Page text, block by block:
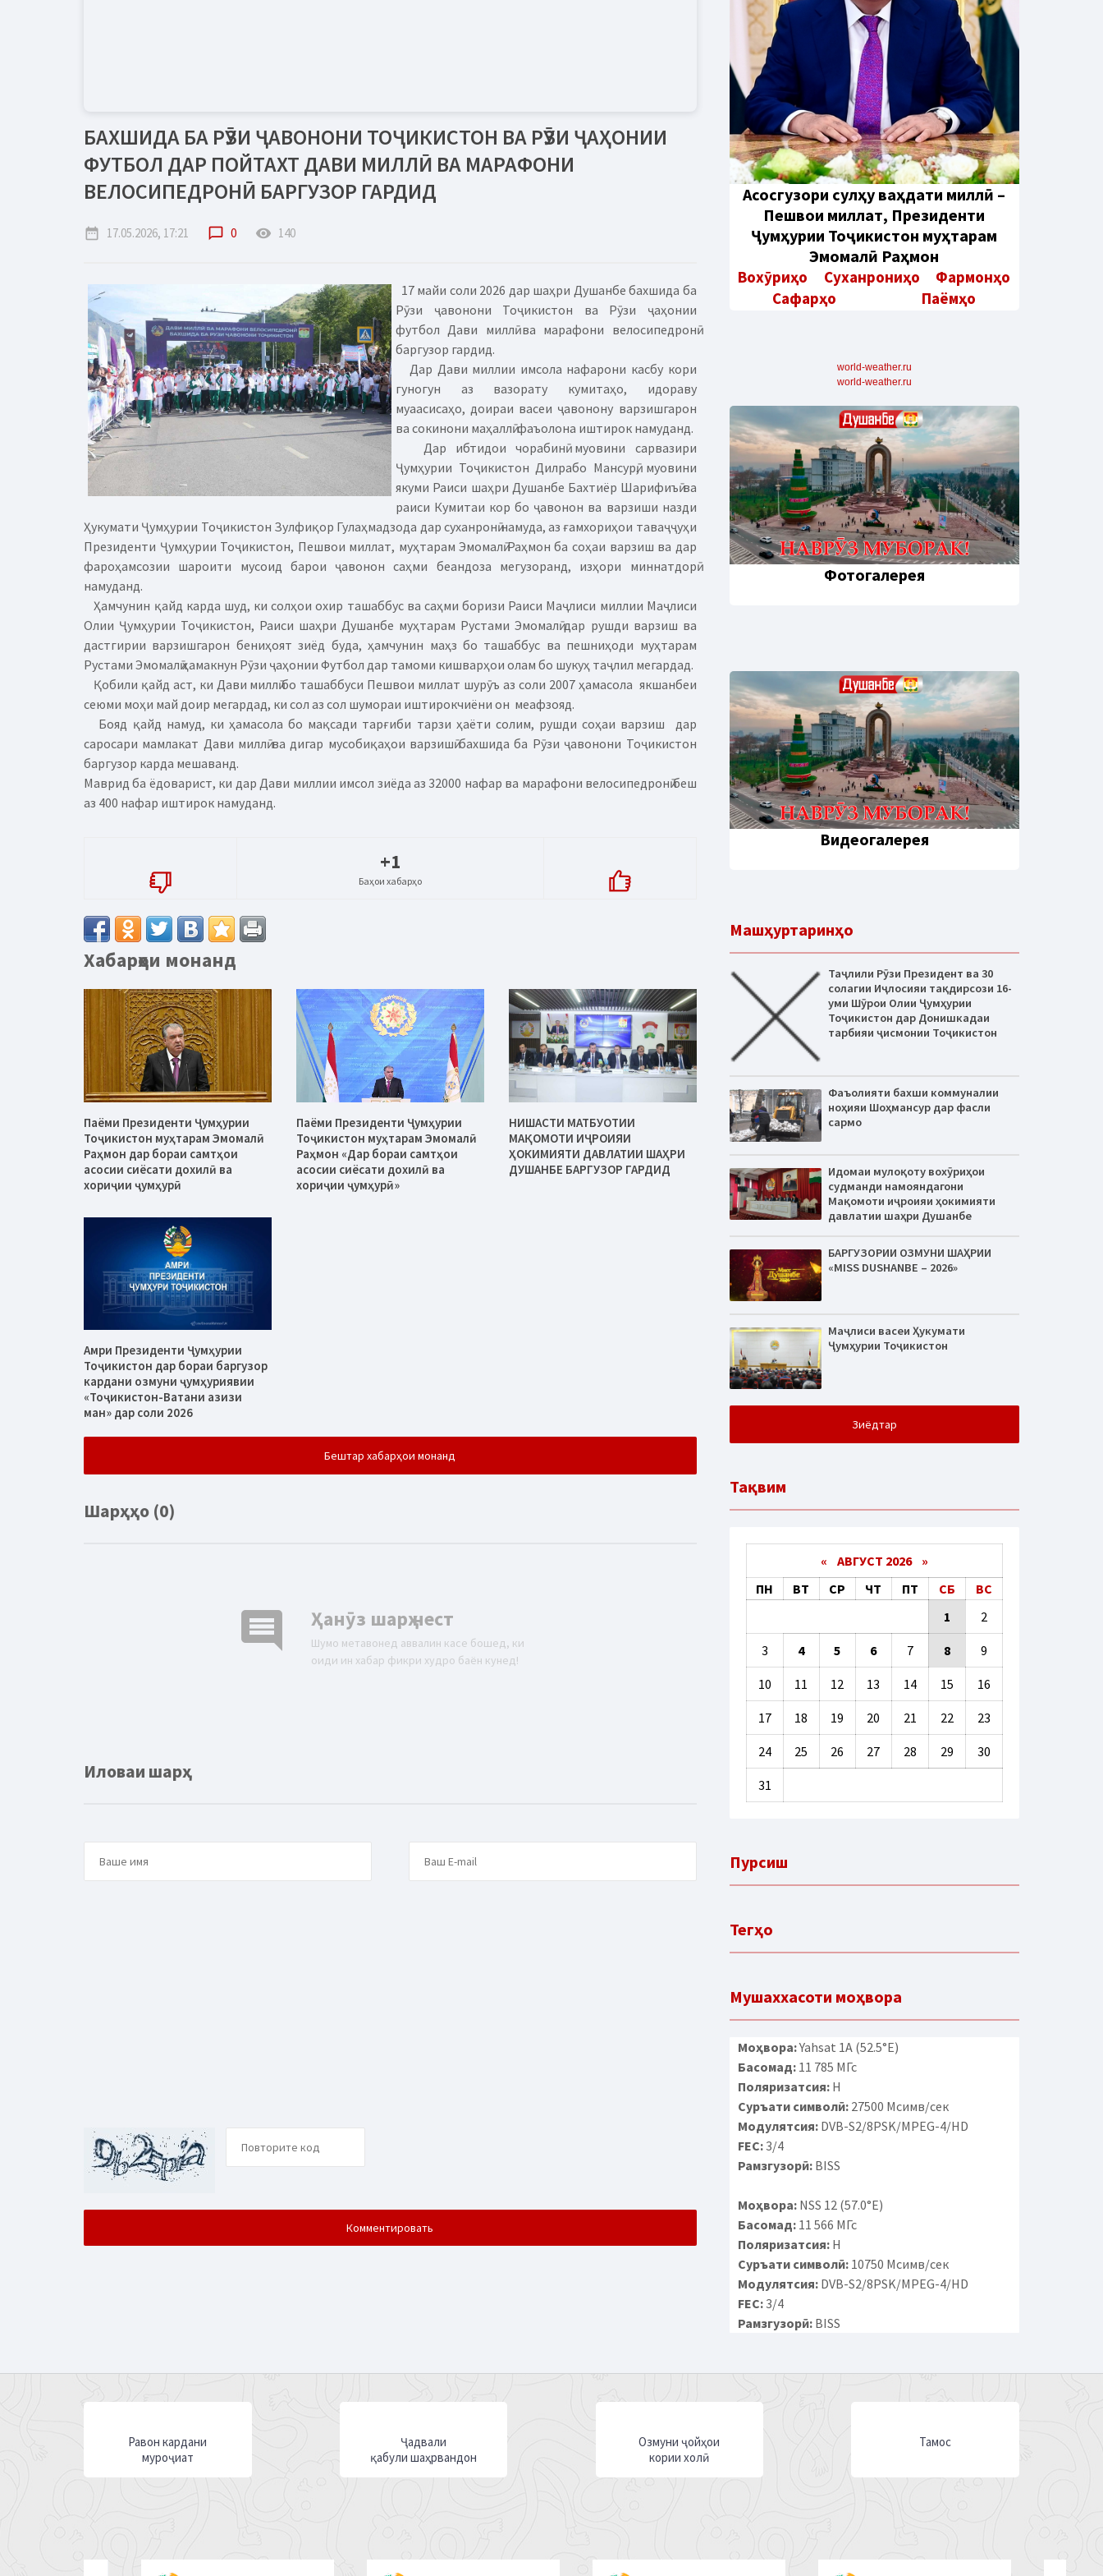
БАХШИДА БА РӮЗИ ҶАВОНОНИ ТОҶИКИСТОН ВА РӮЗИ ҶАҲОНИИ
ФУТБОЛ ДАР ПОЙТАХТ ДАВИ МИЛЛӢ ВА МАРАФОНИ
ВЕЛОСИПЕДРОНӢ БАРГУЗОР ГАРДИД
date_range 17.05.2026, 17:21 chat_bubble_outline 0 remove_red_eye 140
17 майи соли 2026 дар шаҳри Душанбе бахшида ба
Рӯзи ҷавонони Тоҷикистон ва Рӯзи ҷаҳонии
футбол Дави миллӣ ва марафони велосипедронӣ
баргузор гардид.
Дар Дави миллии имсола нафарони касбу кори
гуногун аз вазорату кумитаҳо, идораву
муаасисаҳо, доираи васеи ҷавонону варзишгарон
ва сокинони маҳаллӣ фаъолона иштирок намуданд.
Дар ибтидои чорабинӣ муовини сарвазири
Ҷумҳурии Тоҷикистон Дилрабо Мансурӣ, муовини
якуми Раиси шаҳри Душанбе Бахтиёр Шарифиъӣ ва
раиси Кумитаи кор бо ҷавонон ва варзиши назди
Ҳукумати Ҷумҳурии Тоҷикистон Зулфиқор Гулаҳмадзода дар суханронӣ намуда, аз ғамхориҳои таваҷҷуҳи
Президенти Ҷумҳурии Тоҷикистон, Пешвои миллат, муҳтарам Эмомалӣ Раҳмон ба соҳаи варзиш ва дар
фароҳамсозии шароити мусоид барои ҷавонон саҳми беандоза мегузоранд, изҳори миннатдорӣ
намуданд.
Ҳамчунин қайд карда шуд, ки солҳои охир ташаббус ва саҳми боризи Раиси Маҷлиси миллии Маҷлиси
Олии Ҷумҳурии Тоҷикистон, Раиси шаҳри Душанбе муҳтарам Рустами Эмомалӣ дар рушди варзиш ва
дастгирии варзишгарон бениҳоят зиёд буда, ҳамчунин маҳз бо ташаббус ва пешниҳоди муҳтарам
Рустами Эмомалӣ ҳамакнун Рӯзи ҷаҳонии Футбол дар тамоми кишварҳои олам бо шукуҳ таҷлил мегардад.
Қобили қайд аст, ки Дави миллӣ бо ташаббуси Пешвои миллат шурӯъ аз соли 2007 ҳамасола якшанбеи
сеюми моҳи май доир мегардад, ки сол аз сол шумораи иштирокчиёни он меафзояд.
Бояд қайд намуд, ки ҳамасола бо мақсади тарғиби тарзи ҳаёти солим, рушди соҳаи варзиш дар
саросари мамлакат Дави миллӣ ва дигар мусобиқаҳои варзишӣ бахшида ба Рӯзи ҷавонони Тоҷикистон
баргузор карда мешаванд.
Маврид ба ёдоварист, ки дар Дави миллии имсол зиёда аз 32000 нафар ва марафони велосипедронӣ беш
аз 400 нафар иштирок намуданд.
+1
Баҳои хабарҳо
Хабарҳои монанд
Паёми Президенти Ҷумҳурии
Тоҷикистон муҳтарам Эмомалӣ
Раҳмон дар бораи самтҳои
асосии сиёсати дохилӣ ва
хориҷии ҷумҳурӣ
Паёми Президенти Ҷумҳурии
Тоҷикистон муҳтарам Эмомалӣ
Раҳмон «Дар бораи самтҳои
асосии сиёсати дохилӣ ва
хориҷии ҷумҳурӣ»
НИШАСТИ МАТБУОТИИ
МАҚОМОТИ ИҶРОИЯИ
ҲОКИМИЯТИ ДАВЛАТИИ ШАҲРИ
ДУШАНБЕ БАРГУЗОР ГАРДИД
Амри Президенти Ҷумҳурии
Тоҷикистон дар бораи баргузор
кардани озмуни ҷумҳуриявии
«Тоҷикистон-Ватани азизи
ман» дар соли 2026
Бештар хабарҳои монанд
Шарҳҳо (0)
comment Ҳанӯз шарҳ нест
Шумо метавонед аввалин касе бошед, ки
оиди ин хабар фикри худро баён кунед!
Иловаи шарҳ
Aсосгузори сулҳу ваҳдати миллӣ –
Пешвои миллат, Президенти
Ҷумҳурии Тоҷикистон муҳтарам
Эмомалӣ Раҳмон
Вохӯриҳо Суханрониҳо
Фармонҳо
Сафарҳо
Паёмҳо
world-weather.ru
world-weather.ru
Фотогалерея
Видеогалерея
Машҳуртаринҳо
Таҷлили Рӯзи Президент ва 30
солагии Иҷлосияи тақдирсози 16-
уми Шӯрои Олии Ҷумҳурии
Тоҷикистон дар Донишкадаи
тарбияи ҷисмонии Тоҷикистон
Фаъолияти бахши коммуналии
ноҳияи Шоҳмансур дар фасли
сармо
Идомаи мулоқоту вохӯриҳои
судманди намояндагони
Мақомоти иҷроияи ҳокимияти
давлатии шаҳри Душанбе
БАРГУЗОРИИ ОЗМУНИ ШАҲРИИ
«MISS DUSHANBE – 2026»
Маҷлиси васеи Ҳукумати
Ҷумҳурии Тоҷикистон
Зиёдтар
Тақвим
« АВГУСТ 2026 »
ПН
ВТ СР ЧТ ПТ СБ
ВС
1
2
3 4 5 6 7 8 9
10 11 12 13 14 15 16
17 18 19 20 21 22 23
24 25 26 27 28 29 30
31
Пурсиш
Тегҳо
Мушаххасоти моҳвора
Моҳвора:Yahsat 1A (52.5°E)
Басомад:11 785 МГс
Поляризатсия:H
Суръати символӣ:27500 Мсимв/сек
Модулятсия:DVB-S2/8PSK/MPEG-4/HD
FEC:3/4
Рамзгузорӣ:BISS
Моҳвора:NSS 12 (57.0°E)
Басомад:11 566 МГс
Поляризатсия:H
Суръати символӣ:10750 Мсимв/сек
Модулятсия:DVB-S2/8PSK/MPEG-4/HD
FEC:3/4
Рамзгузорӣ:BISS
Равон кардани
муроҷиат
Ҷадвали
қабули шаҳрвандон
Озмуни ҷойҳои
кории холӣ
Тамос